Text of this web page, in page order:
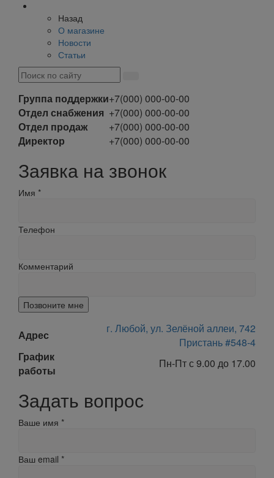
Назад
О магазине
Новости
Статьи
Группа поддержки+7(000) 000-00-00
Отдел снабжения +7(000) 000-00-00
Отдел продаж
+7(000) 000-00-00
Директор
+7(000) 000-00-00
Заявка на звонок
Имя *
Телефон
Комментарий
Позвоните мне
Адрес
г. Любой, ул. Зелёной аллеи, 742
Пристань #548-4
График
работы
Пн-Пт с 9.00 до 17.00
Задать вопрос
Ваше имя *
Ваш email *